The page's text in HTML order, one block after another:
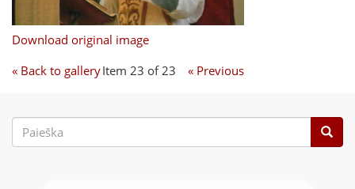
Download original image
« Back to galleryItem 23 of 23 « Previous
Paieškos